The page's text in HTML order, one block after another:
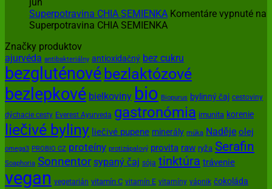
Superpotravina CHIA SEMIENKA Komentáre vypnuté na
Superpotravina CHIA SEMIENKA
Značky produktov
ajurvéda antibakteriálny antioxidačný bez cukru
bezgluténovébezlaktózové
bezlepkové bielkoviny bio Biopurus bylinný čaj cestoviny
dýchacie cesty Everest Ayurveda gastronómia imunita korenie
liečivé byliny liečivé pupene minerály múka Naděje olej
omega3 PROBIO CZ proteíny protizápalový provita raw ryža Serafin
Soaphoria Sonnentor sypaný čaj sója tinktúra trávenie
vegan vegetarián vitamín C vitamín E vitamíny vápnik čokoláda